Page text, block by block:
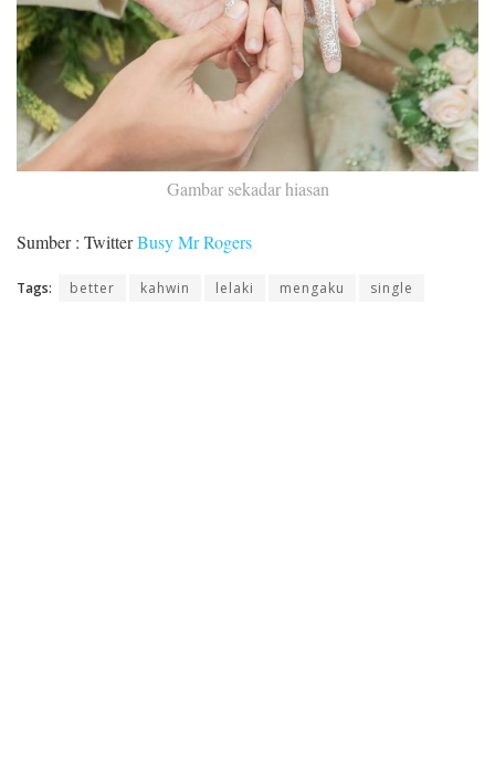
Gambar sekadar hiasan
Sumber : TwitterBusy Mr Rogers
Tags: better kahwin lelaki mengaku single